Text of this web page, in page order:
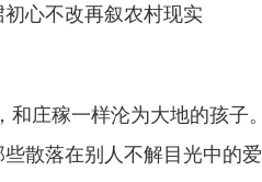
心不改再叙农村现实
和庄稼一样沦为大地的孩子
散落在别人不解目光中的